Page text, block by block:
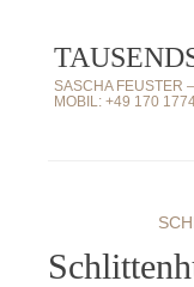
Inhalt
springen
SASCHA FEUSTER
MOBIL: +49 170